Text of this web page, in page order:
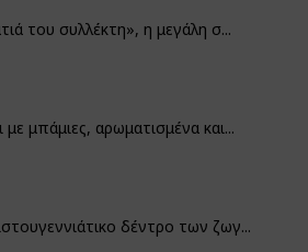
του συλλέκτη», η μεγάλη σ...
με μπάμιες, αρωματισμένα και...
δέντρο των ζωγ...